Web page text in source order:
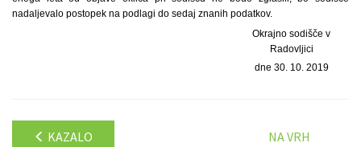
nadaljevalo postopek na podlagi do sedaj znanih podatkov.
Okrajno sodišče v
Radovljici
dne 30. 10. 2019
KAZALO NA VRH